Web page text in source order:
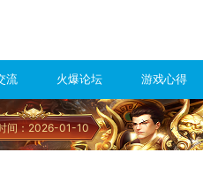
流 火爆论坛 游戏心得
间：2026-01-10